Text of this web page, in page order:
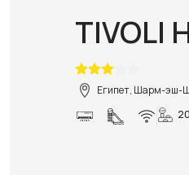
TIVOLI
Египет, Шарм-эш-